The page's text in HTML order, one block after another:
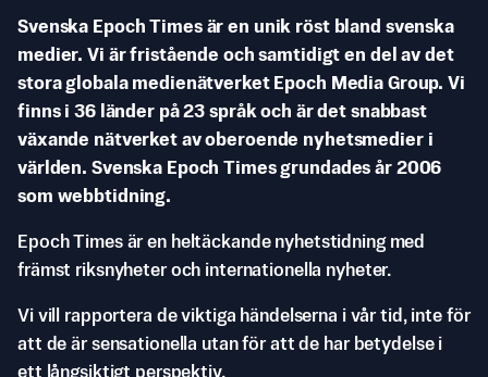
Svenska Epoch Times är en unik röst bland svenska
medier. Vi är fristående och samtidigt en del av det
stora globala medienätverket Epoch Media Group. Vi
finns i 36 länder på 23 språk och är det snabbast
växande nätverket av oberoende nyhetsmedier i
världen. Svenska Epoch Times grundades år 2006
som webbtidning.
Epoch Times är en heltäckande nyhetstidning med
främst riksnyheter och internationella nyheter.
Vi vill rapportera de viktiga händelserna i vår tid, inte för
att de är sensationella utan för att de har betydelse i
ett långsiktigt perspektiv.